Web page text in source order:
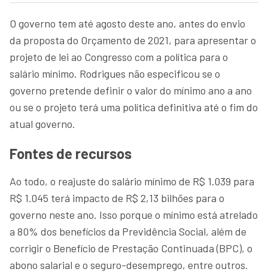
O governo tem até agosto deste ano, antes do envio
da proposta do Orçamento de 2021, para apresentar o
projeto de lei ao Congresso com a política para o
salário mínimo. Rodrigues não especificou se o
governo pretende definir o valor do mínimo ano a ano
ou se o projeto terá uma política definitiva até o fim do
atual governo.
Fontes de recursos
Ao todo, o reajuste do salário mínimo de R$ 1.039 para
R$ 1.045 terá impacto de R$ 2,13 bilhões para o
governo neste ano. Isso porque o mínimo está atrelado
a 80% dos benefícios da Previdência Social, além de
corrigir o Benefício de Prestação Continuada (BPC), o
abono salarial e o seguro-desemprego, entre outros.